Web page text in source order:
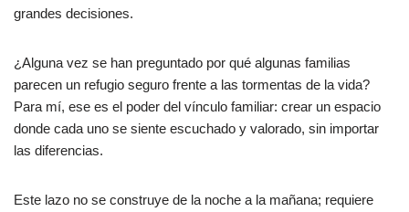
grandes decisiones.
¿Alguna vez se han preguntado por qué algunas familias
parecen un refugio seguro frente a las tormentas de la vida?
Para mí, ese es el poder del vínculo familiar: crear un espacio
donde cada uno se siente escuchado y valorado, sin importar
las diferencias.
Este lazo no se construye de la noche a la mañana; requiere